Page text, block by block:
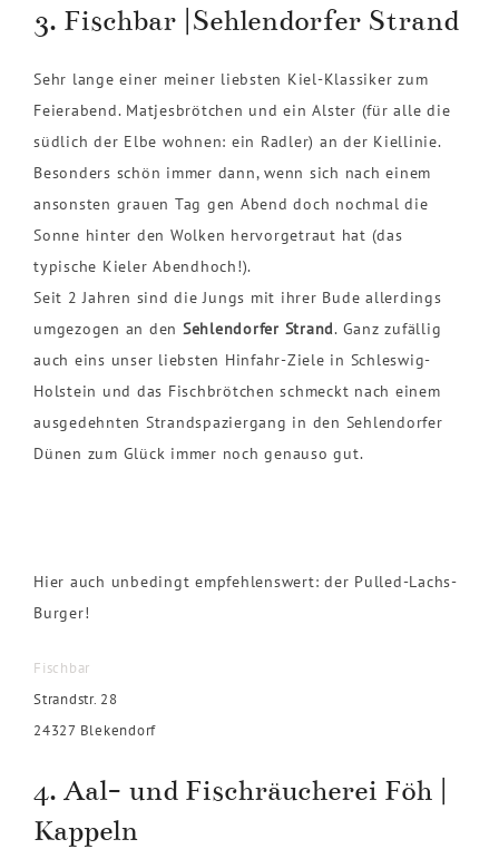
3. Fischbar |Sehlendorfer Strand
Sehr lange einer meiner liebsten Kiel-Klassiker zum
Feierabend. Matjesbrötchen und ein Alster (für alle die
südlich der Elbe wohnen: ein Radler) an der Kiellinie.
Besonders schön immer dann, wenn sich nach einem
ansonsten grauen Tag gen Abend doch nochmal die
Sonne hinter den Wolken hervorgetraut hat (das
typische Kieler Abendhoch!).
Seit 2 Jahren sind die Jungs mit ihrer Bude allerdings
umgezogen an den Sehlendorfer Strand. Ganz zufällig
auch eins unser liebsten Hinfahr-Ziele in Schleswig-
Holstein und das Fischbrötchen schmeckt nach einem
ausgedehnten Strandspaziergang in den Sehlendorfer
Dünen zum Glück immer noch genauso gut.
Hier auch unbedingt empfehlenswert: der Pulled-Lachs-
Burger!
Fischbar
Strandstr. 28
24327 Blekendorf
4. Aal- und Fischräucherei Föh |
Kappeln